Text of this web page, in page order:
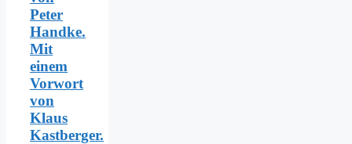
Peter
Handke.
Mit
einem
Vorwort
von
Klaus
Kastberger.